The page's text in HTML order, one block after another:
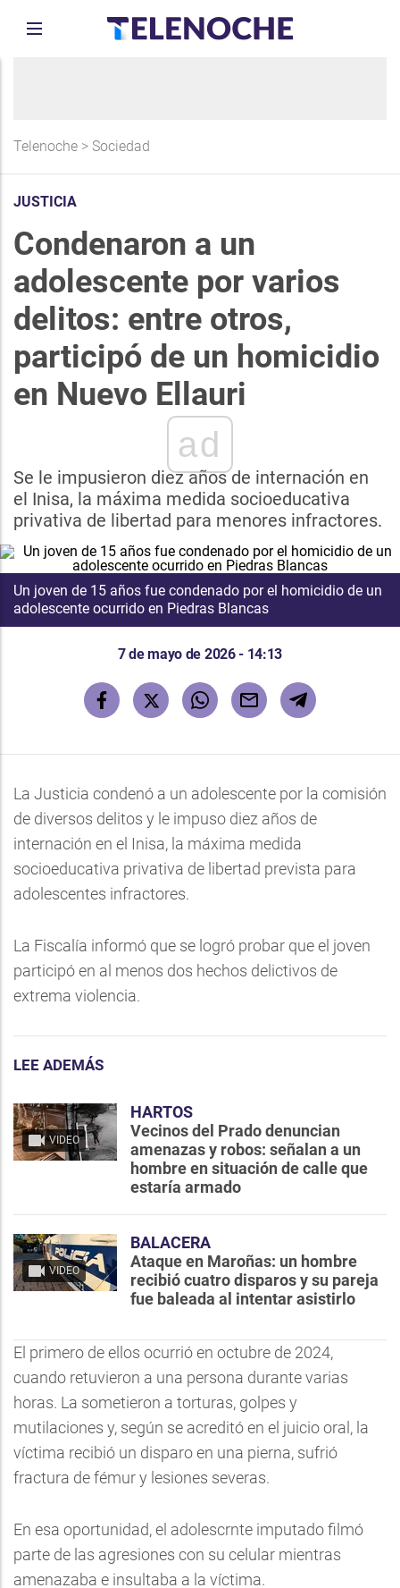
Telenoche > Sociedad
JUSTICIA
Condenaron a un
adolescente por varios
delitos: entre otros,
participó de un homicidio
en Nuevo Ellauri
ad
Se le impusieron diez años de internación en
el Inisa, la máxima medida socioeducativa
privativa de libertad para menores infractores.
Un joven de 15 años fue condenado por el homicidio de un
adolescente ocurrido en Piedras Blancas
7 de mayo de 2026 - 14:13
La Justicia condenó a un adolescente por la comisión
de diversos delitos y le impuso diez años de
internación en el Inisa, la máxima medida
socioeducativa privativa de libertad prevista para
adolescentes infractores.
La Fiscalía informó que se logró probar que el joven
participó en al menos dos hechos delictivos de
extrema violencia.
LEE ADEMÁS
VIDEO
HARTOS
Vecinos del Prado denuncian
amenazas y robos: señalan a un
hombre en situación de calle que
estaría armado
VIDEO
BALACERA
Ataque en Maroñas: un hombre
recibió cuatro disparos y su pareja
fue baleada al intentar asistirlo
El primero de ellos ocurrió en octubre de 2024,
cuando retuvieron a una persona durante varias
horas. La sometieron a torturas, golpes y
mutilaciones y, según se acreditó en el juicio oral, la
víctima recibió un disparo en una pierna, sufrió
fractura de fémur y lesiones severas.
En esa oportunidad, el adolescrnte imputado filmó
parte de las agresiones con su celular mientras
amenazaba e insultaba a la víctima.